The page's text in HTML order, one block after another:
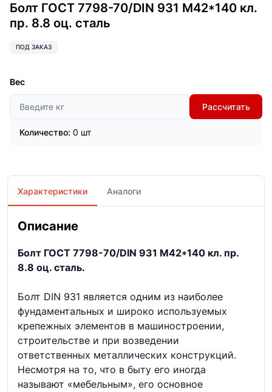
Болт ГОСТ 7798-70/DIN 931 М42*140 кл.
пр. 8.8 оц. сталь
ПОД ЗАКАЗ
Вес
Рассчитать
Количество: 0 шт
Характеристики Аналоги
Описание
Болт ГОСТ 7798-70/DIN 931 М42*140 кл. пр.
8.8 оц. сталь.
Болт DIN 931 является одним из наиболее
фундаментальных и широко используемых
крепежных элементов в машиностроении,
строительстве и при возведении
ответственных металлических конструкций.
Несмотря на то, что в быту его иногда
называют «мебельным», его основное